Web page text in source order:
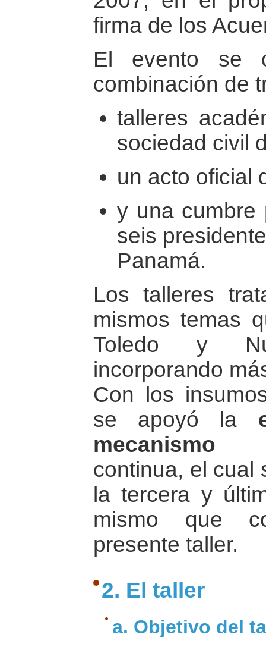
firma de los
El evento se
combinación de
talleres
sociedad civil
un acto oficial
y una cumbre
seis
Panamá.
Los talleres
mismos temas
Toledo y
incorporando
Con los
se apoyó la
mecanismo
continua, el cual
la tercera y
mismo que
presente taller.
2. El taller
a. Objetivo del